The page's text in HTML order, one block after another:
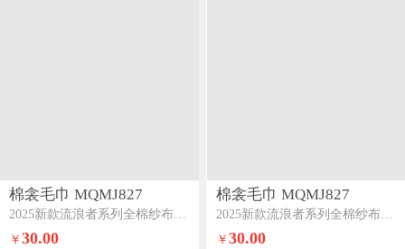
棉衾毛巾 MQMJ827
2025新款流浪者系列全棉纱布浴巾招财进宝
￥30.00
棉衾毛巾 MQMJ827
2025新款流浪者系列全棉纱布浴巾咖啡猫
￥ 30.00